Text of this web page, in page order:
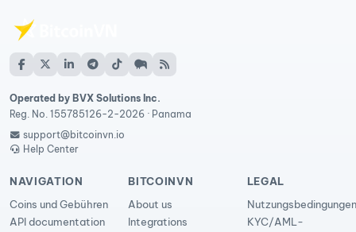
Operated by BVX Solutions Inc.
Reg. No. 155785126-2-2026 · Panama
support@bitcoinvn.io
Help Center
NAVIGATION
Coins und Gebühren
API documentation
BITCOINVN
About us
Integrations
LEGAL
Nutzungsbedingungen
KYC/AML-